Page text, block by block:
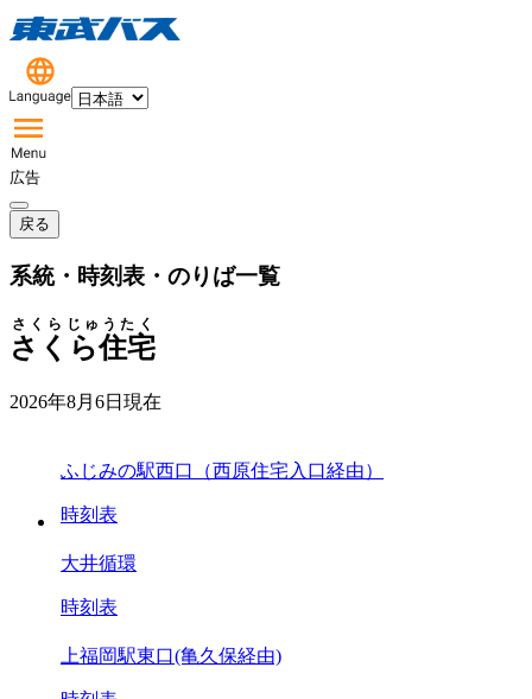
広告
戻る
系統・時刻表・のりば一覧
さくら住宅
さくらじゅうたく
2026年8月6日 現在
ふじみの駅西口（西原住宅入口経由）
時刻表
大井循環
時刻表
上福岡駅東口(亀久保経由)